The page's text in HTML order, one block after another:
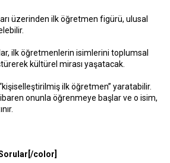
üzerinden ilk öğretmen figürü, ulusal
ilk öğretmenlerin isimlerini toplumsal
kültürel mirası yaşatacak.
ilk öğretmen” yaratabilir.
onunla öğrenmeye başlar ve o isim,
color]